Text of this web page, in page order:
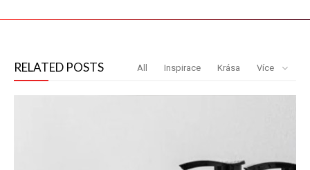
RELATED POSTS All Inspirace Krása Více